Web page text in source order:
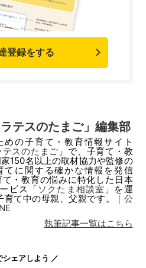
登録をする
ラテスのたまご」編集部
めの子育て・教育情報サイト
テスのたまご 」で、子育て・教
150名以上の取材協力や監修の
てに関する確かな情報を発信
・教育の悩みに特化した日本
ビス「 ソクたま相談室 」を運
て中の母親、父親です。｜ 公
執筆記事一覧はこちら
シェアしよう ／